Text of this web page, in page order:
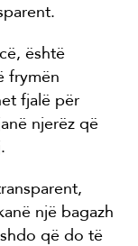
është
frymën
fjalë për
njerëz që
një bagazh
që do të